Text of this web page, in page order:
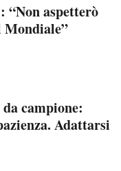
“Non aspetterò
campione:
Adattarsi